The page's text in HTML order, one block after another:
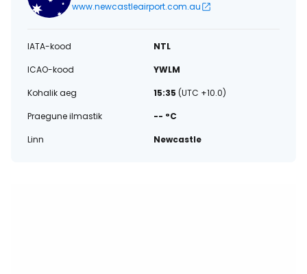
www.newcastleairport.com.au
IATA-kood
NTL
ICAO-kood
YWLM
Kohalik aeg
15:35 (UTC +10.0)
Praegune ilmastik
-- °C
Linn
Newcastle